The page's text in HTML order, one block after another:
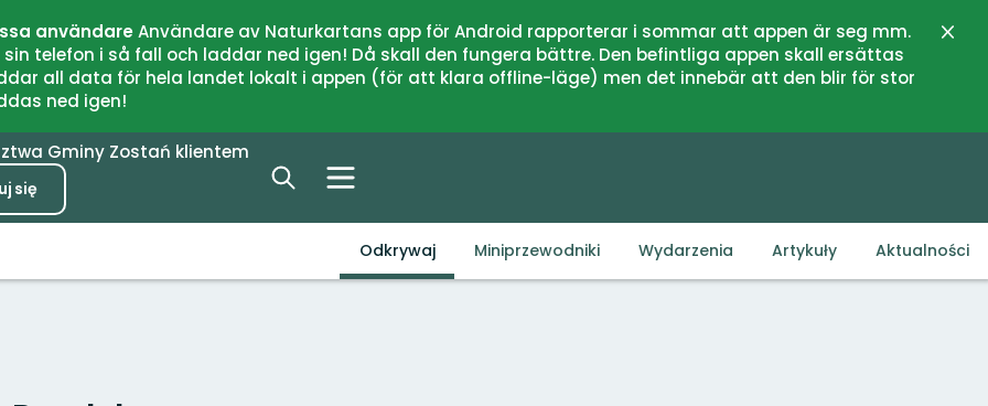
användareAnvändare av Naturkartans app för Android rapporterar i sommar att appen är seg mm.
telefon i så fall och laddar ned igen! Då skall den fungera bättre. Den befintliga appen skall ersättas
all data för hela landet lokalt i appen (för att klara offline-läge) men det innebär att den blir för stor
ned igen!
Gminy Zostań klientem
się
Odkrywaj Miniprzewodniki Wydarzenia Artykuły Aktualności